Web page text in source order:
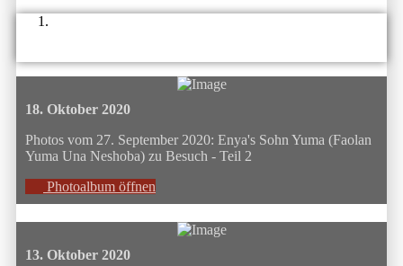
18. Oktober 2020
Photos vom 27. September 2020: Enya's Sohn Yuma (Faolan
Yuma Una Neshoba) zu Besuch - Teil 2
Photoalbum öffnen
13. Oktober 2020